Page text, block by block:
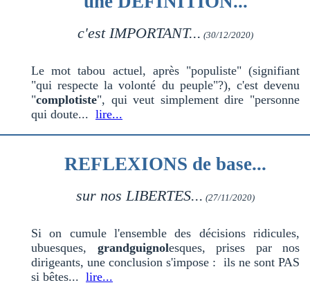
c'est IMPORTANT... (30/12/2020)
Le mot tabou actuel, après "populiste" (signifiant
"qui respecte la volonté du peuple"?), c'est devenu
"complotiste", qui veut simplement dire "personne
qui doute... lire...
REFLEXIONS de base...
sur nos LIBERTES... (27/11/2020)
Si on cumule l'ensemble des décisions ridicules,
ubuesques, grandguignolesques, prises par nos
dirigeants, une conclusion s'impose : ils ne sont PAS
si bêtes... lire...